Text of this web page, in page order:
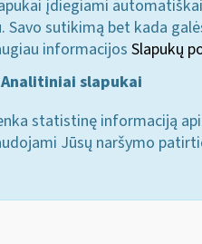
įdiegiami
sutikimą bet kada
informacijos Slapukų
Analitiniai slapukai
statistinę informaciją
Jūsų naršymo